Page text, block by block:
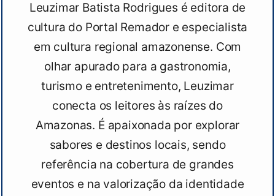
Leuzimar Batista Rodrigues é editora de
cultura do Portal Remador e especialista
em cultura regional amazonense. Com
olhar apurado para a gastronomia,
turismo e entretenimento, Leuzimar
conecta os leitores às raízes do
Amazonas. É apaixonada por explorar
sabores e destinos locais, sendo
referência na cobertura de grandes
eventos e na valorização da identidade